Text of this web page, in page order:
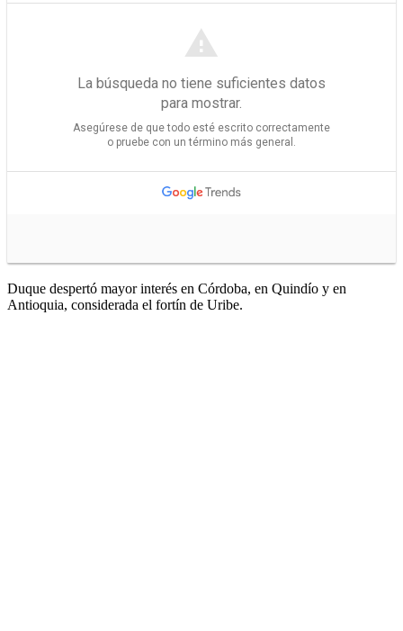
Duque despertó mayor interés en Córdoba, en Quindío y en
Antioquia, considerada el fortín de Uribe.